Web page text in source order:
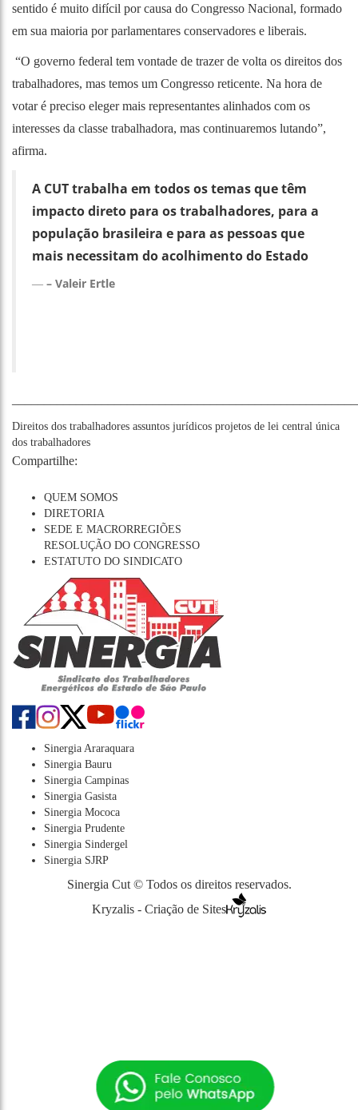
sentido é muito difícil por causa do Congresso Nacional, formado
em sua maioria por parlamentares conservadores e liberais.
“O governo federal tem vontade de trazer de volta os direitos dos
trabalhadores, mas temos um Congresso reticente. Na hora de
votar é preciso eleger mais representantes alinhados com os
interesses da classe trabalhadora, mas continuaremos lutando”,
afirma.
A CUT trabalha em todos os temas que têm
impacto direto para os trabalhadores, para a
população brasileira e para as pessoas que
mais necessitam do acolhimento do Estado
– Valeir Ertle
Direitos dos trabalhadores assuntos jurídicos projetos de lei central única
dos trabalhadores
Compartilhe:
QUEM SOMOS
DIRETORIA
SEDE E MACRORREGIÕES
RESOLUÇÃO DO CONGRESSO
ESTATUTO DO SINDICATO
Sinergia Araraquara
Sinergia Bauru
Sinergia Campinas
Sinergia Gasista
Sinergia Mococa
Sinergia Prudente
Sinergia Sindergel
Sinergia SJRP
Sinergia Cut © Todos os direitos reservados.
Kryzalis - Criação de Sites